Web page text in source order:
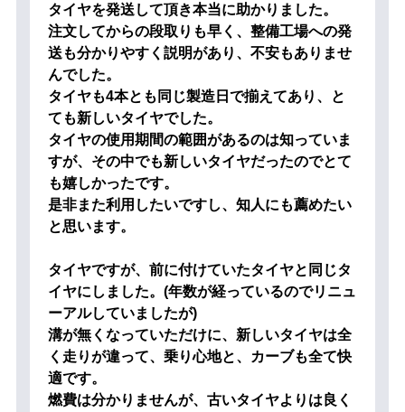
タイヤを発送して頂き本当に助かりました。
注文してからの段取りも早く、整備工場への発
送も分かりやすく説明があり、不安もありませ
んでした。
タイヤも4本とも同じ製造日で揃えてあり、と
ても新しいタイヤでした。
タイヤの使用期間の範囲があるのは知っていま
すが、その中でも新しいタイヤだったのでとて
も嬉しかったです。
是非また利用したいですし、知人にも薦めたい
と思います。
タイヤですが、前に付けていたタイヤと同じタ
イヤにしました。(年数が経っているのでリニュ
ーアルしていましたが)
溝が無くなっていただけに、新しいタイヤは全
く走りが違って、乗り心地と、カーブも全て快
適です。
燃費は分かりませんが、古いタイヤよりは良く